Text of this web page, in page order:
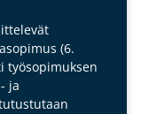
(6.
työsopimuksen
ja